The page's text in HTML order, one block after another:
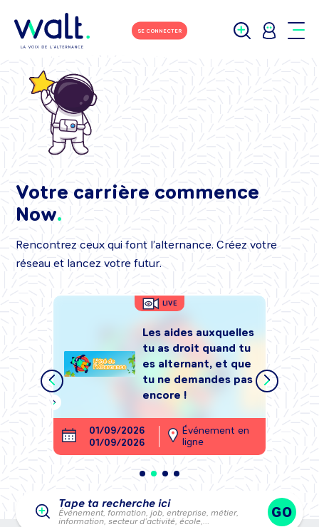
SE CONNECTER
Votre carrière commence
Now
Rencontrez ceux qui font l’alternance. Créez votre
réseau et lancez votre futur.
LIVE
Les aides auxquelles
tu as droit quand tu
es alternant, et que
tu ne demandes pas
encore !
01/09/2026
01/09/2026
Événement en
ligne
Tape ta recherche ici
Événement, formation, job, entreprise, métier,
information, secteur d’activité, école,…
GO